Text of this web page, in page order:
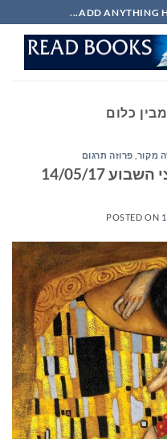
ADD ANYTHING
כלום
מקור פרוזה תרגום
14/05/17
POSTED ON